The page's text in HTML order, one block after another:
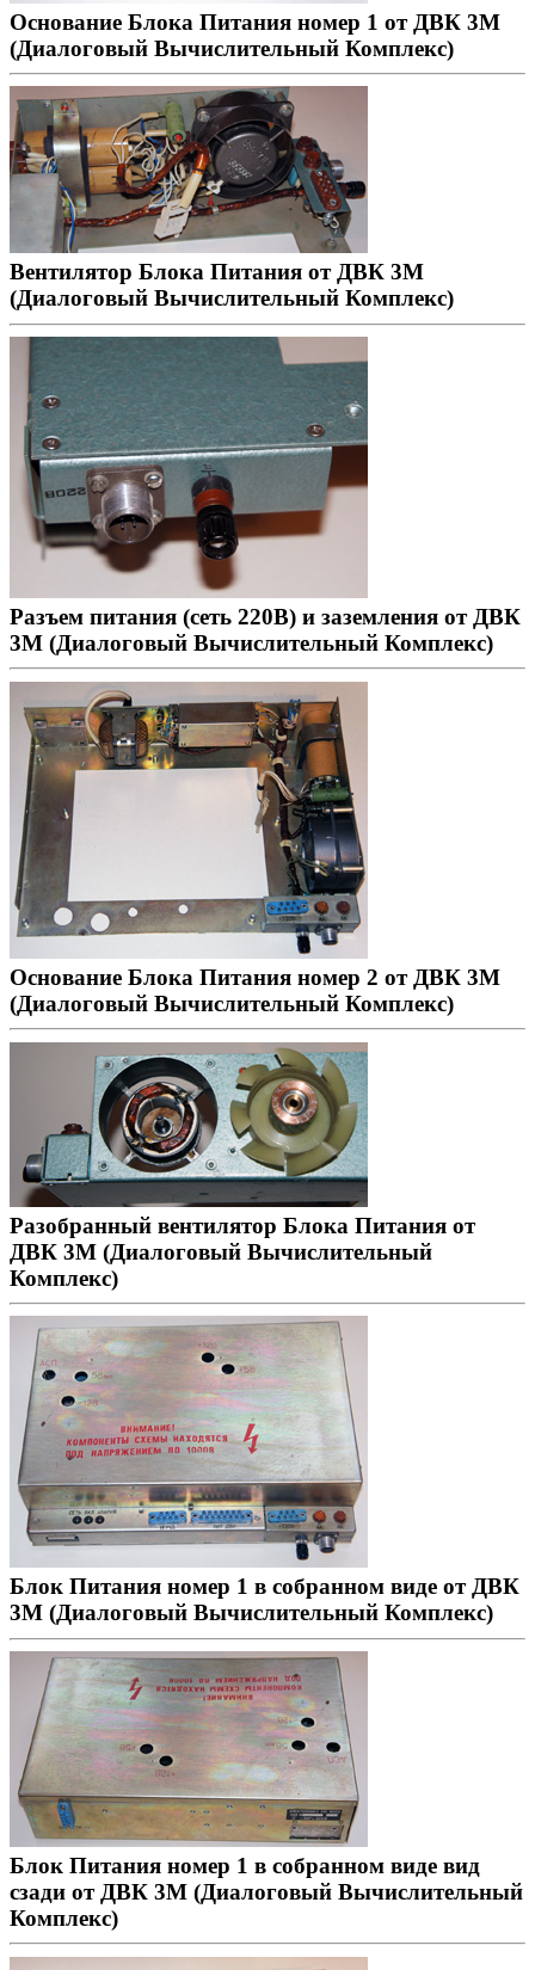
Основание Блока Питания номер 1 от ДВК 3М
(Диалоговый Вычислительный Комплекс)
Вентилятор Блока Питания от ДВК 3М
(Диалоговый Вычислительный Комплекс)
Разъем питания (сеть 220В) и заземления от ДВК
3М (Диалоговый Вычислительный Комплекс)
Основание Блока Питания номер 2 от ДВК 3М
(Диалоговый Вычислительный Комплекс)
Разобранный вентилятор Блока Питания от
ДВК 3М (Диалоговый Вычислительный
Комплекс)
Блок Питания номер 1 в собранном виде от ДВК
3М (Диалоговый Вычислительный Комплекс)
Блок Питания номер 1 в собранном виде вид
сзади от ДВК 3М (Диалоговый Вычислительный
Комплекс)